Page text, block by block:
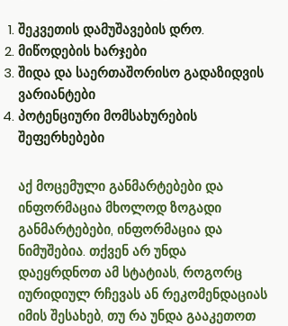
შეკვეთის დამუშავების დრო.
მიწოდების ხარჯები
შიდა და საერთაშორისო გადაზიდვის
ვარიანტები
პოტენციური მომსახურების
შეფერხებები
აქ მოცემული განმარტებები და
ინფორმაცია მხოლოდ ზოგადი
განმარტებები, ინფორმაცია და
ნიმუშებია. თქვენ არ უნდა
დაეყრდნოთ ამ სტატიას, როგორც
იურიდიულ რჩევას ან რეკომენდაციას
იმის შესახებ, თუ რა უნდა გააკეთოთ